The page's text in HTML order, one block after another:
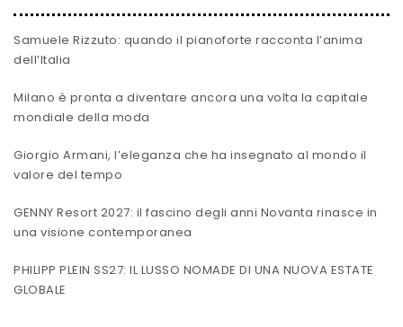
Samuele Rizzuto: quando il pianoforte racconta l’anima
dell’Italia
Milano è pronta a diventare ancora una volta la capitale
mondiale della moda
Giorgio Armani, l’eleganza che ha insegnato al mondo il
valore del tempo
GENNY Resort 2027: il fascino degli anni Novanta rinasce in
una visione contemporanea
PHILIPP PLEIN SS27: IL LUSSO NOMADE DI UNA NUOVA ESTATE
GLOBALE